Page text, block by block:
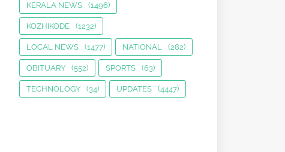
KERALA NEWS (1496)
KOZHIKODE (1232)
LOCAL NEWS (1477) NATIONAL (282)
OBITUARY (552) SPORTS (63)
TECHNOLOGY (34) UPDATES (4447)